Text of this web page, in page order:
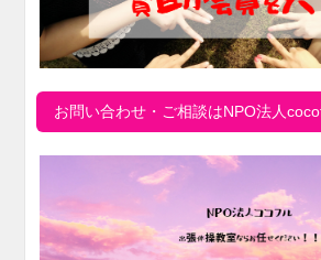
お問い合わせ・ご相談はNPO法人